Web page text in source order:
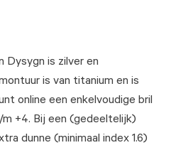
Dysygn is zilver en
is van titanium en is
online een enkelvoudige bril
+4. Bij een (gedeeltelijk)
dunne (minimaal index 1.6)